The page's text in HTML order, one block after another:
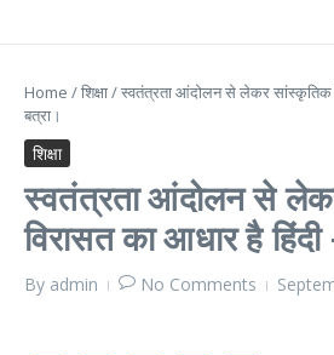
Home /शिक्षा/स्वतंत्रता आंदोलन से लेकर सांस्कृतिक
बत्रा।
शिक्षा
स्वतंत्रता आंदोलन से
विरासत का आधार है हिंदी
By admin No Comments